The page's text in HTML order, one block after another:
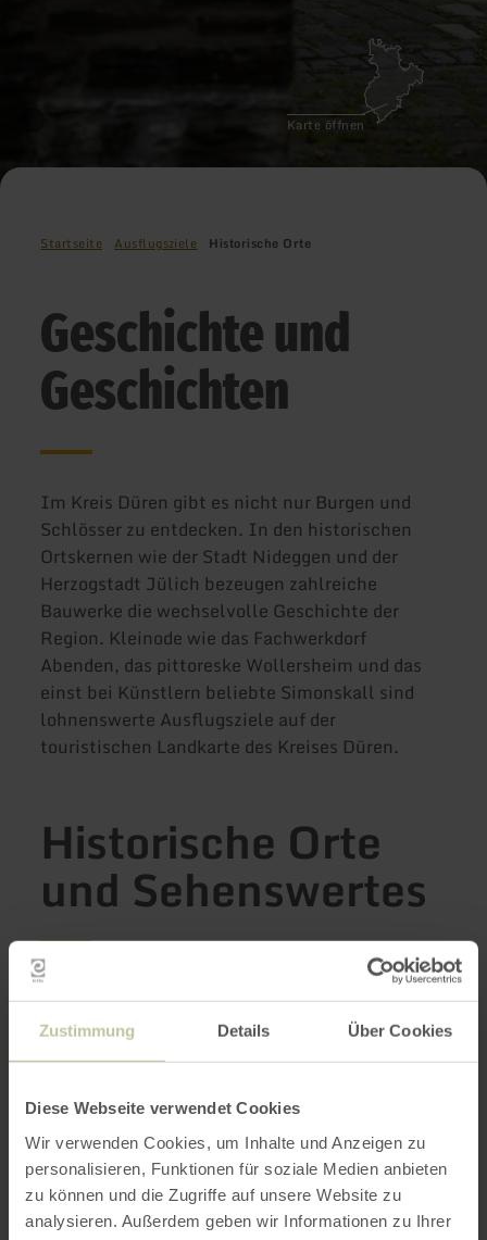
Zustimmung Details Über Cookies
Diese Webseite verwendet Cookies
Wir verwenden Cookies, um Inhalte und Anzeigen zu
personalisieren, Funktionen für soziale Medien anbieten
zu können und die Zugriffe auf unsere Website zu
analysieren. Außerdem geben wir Informationen zu Ihrer
Karte öffnen
Startseite Ausflugsziele Historische Orte
Geschichte und
Geschichten
Im Kreis Düren gibt es nicht nur Burgen und
Schlösser zu entdecken. In den historischen
Ortskernen wie der Stadt Nideggen und der
Herzogstadt Jülich bezeugen zahlreiche
Bauwerke die wechselvolle Geschichte der
Region. Kleinode wie das Fachwerkdorf
Abenden, das pittoreske Wollersheim und das
einst bei Künstlern beliebte Simonskall sind
lohnenswerte Ausflugsziele auf der
touristischen Landkarte des Kreises Düren.
Historische Orte
und Sehenswertes
4 Ergebnisse
Renaissancestadt Jülich
Jederzeit frei zugänglich
Jülich verbindet Renaissancegeschichte mit
Spitzenforschung. Die Festungsstadt des
16. Jahrhunderts ist heute ein Zentrum für
Energie‑, Klima‑ und Bioökonomie und lädt
mit seinen Festungsanlagen, dem Museum
Zitadelle und dem Brückenkopf-Park zum
mehr
Renaissancestadt